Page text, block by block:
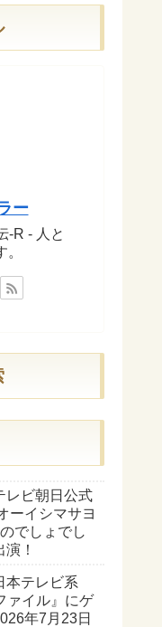
ー
-R - 人と
レビ朝日公式
ーイシマサヨ
でしょでし
！
本テレビ系
ァイル』にゲ
年7月23日